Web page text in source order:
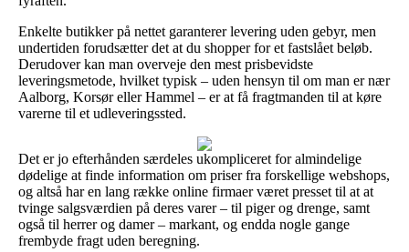
Enkelte butikker på nettet garanterer levering uden gebyr, men
undertiden forudsætter det at du shopper for et fastslået beløb.
Derudover kan man overveje den mest prisbevidste
leveringsmetode, hvilket typisk – uden hensyn til om man er nær
Aalborg, Korsør eller Hammel – er at få fragtmanden til at køre
varerne til et udleveringssted.
Det er jo efterhånden særdeles ukompliceret for almindelige
dødelige at finde information om priser fra forskellige webshops,
og altså har en lang række online firmaer været presset til at at
tvinge salgsværdien på deres varer – til piger og drenge, samt
også til herrer og damer – markant, og endda nogle gange
frembyde fragt uden beregning.